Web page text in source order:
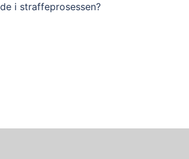
i straffeprosessen?